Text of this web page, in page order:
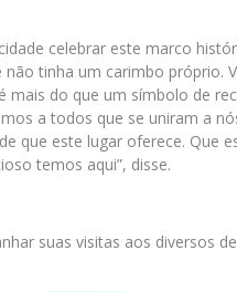
celebrar este marco
tinha um carimbo próprio.
mais do que um símbolo de
a todos que se uniram a
que este lugar oferece. Que
temos aqui”, disse.
suas visitas aos diversos